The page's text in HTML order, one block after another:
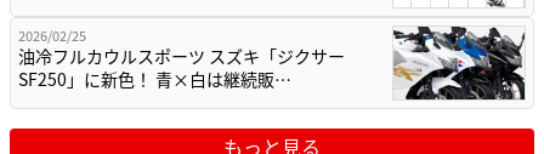
2026/02/25
油冷フルカウルスポーツ スズキ「ジクサー
SF250」に新色！ 青×白は継続販…
もっと見る